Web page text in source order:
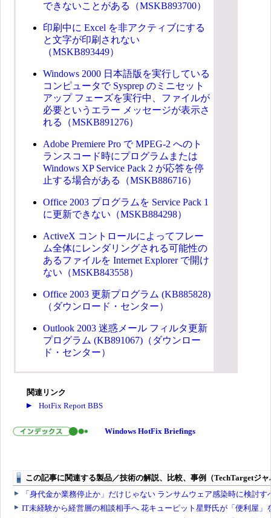
できないことがある（MSKB893700）
印刷中に Excel を非アクティブにする
と文字が印刷されない
（MSKB893449）
Windows 2000 日本語版を実行している
コンピュータで Sysprep のミニセット
アップ フェーズを実行中、ファイルが
必要というエラー メッセージが表示さ
れる（MSKB891276）
Adobe Premiere Pro で MPEG-2 へのト
ランスコード時にプログラムまたは
Windows XP Service Pack 2 が応答を停
止する場合がある（MSKB886716）
Office 2003 プログラムを Service Pack 1
に更新できない（MSKB884298）
ActiveX コントロールによってフレー
ム全体にレンダリングされる可能性の
あるファイルを Internet Explorer で開け
ない（MSKB843558）
Office 2003 更新プログラム (KB885828)
（ダウンロード・センター）
Outlook 2003 迷惑メール フィルタ更新
プログラム (KB891067)（ダウンロー
ド・センター）
関連リンク
HotFix Report BBS
Windows HotFix Briefings